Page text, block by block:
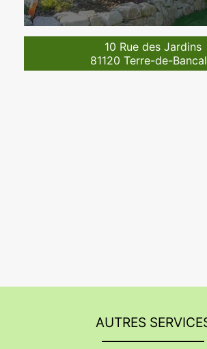
10 Rue des Jardins
81120 Terre-de-
AUTRES